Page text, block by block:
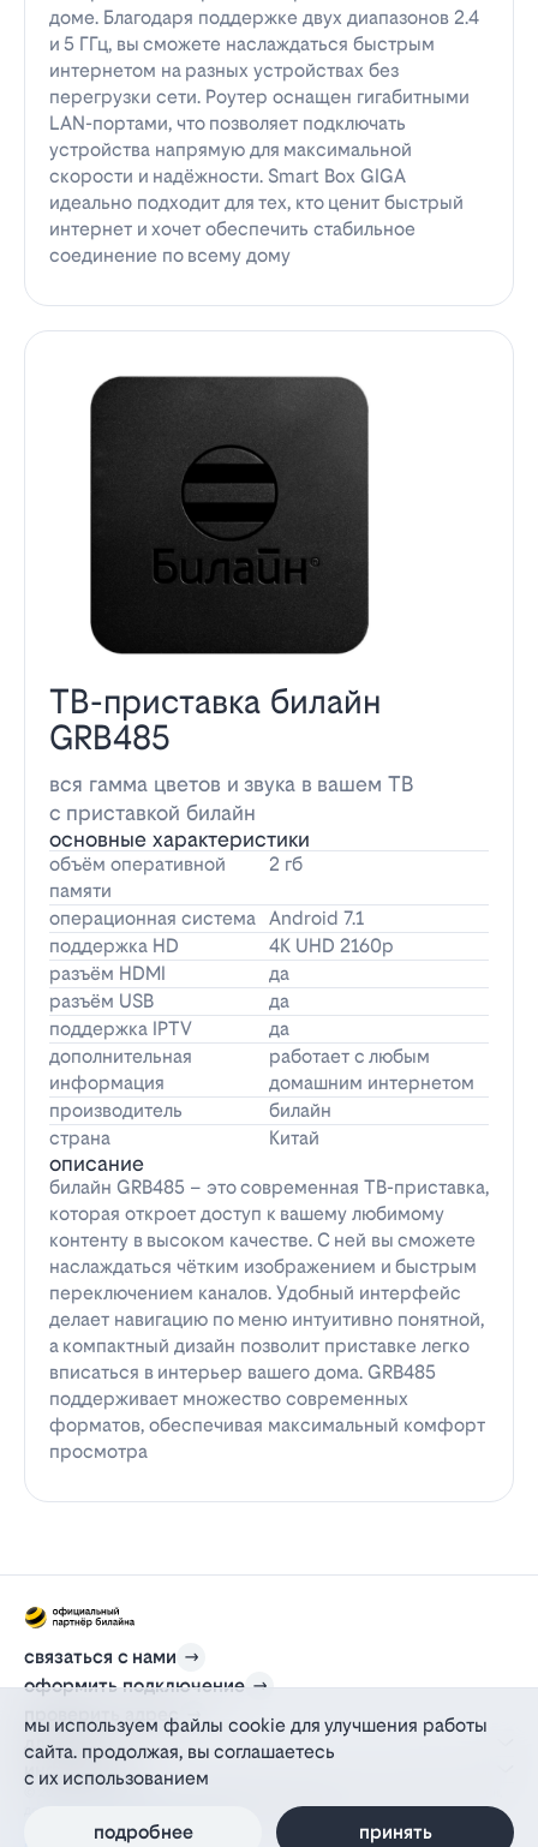
доме. Благодаря поддержке двух диапазонов 2.4
и 5 ГГц, вы сможете наслаждаться быстрым
интернетом на разных устройствах без
перегрузки сети. Роутер оснащен гигабитными
LAN-портами, что позволяет подключать
устройства напрямую для максимальной
скорости и надёжности. Smart Box GIGA
идеально подходит для тех, кто ценит быстрый
интернет и хочет обеспечить стабильное
соединение по всему дому
ТВ-приставка билайн
GRB485
вся гамма цветов и звука в вашем ТВ
с приставкой билайн
основные характеристики
объём оперативной
памяти
2 гб
операционная система Android 7.1
поддержка HD
4K UHD 2160p
разъём HDMI
да
разъём USB
да
поддержка IPTV
да
дополнительная
информация
работает с любым
домашним интернетом
производитель
билайн
страна
Китай
описание
билайн GRB485 – это современная ТВ-приставка,
которая откроет доступ к вашему любимому
контенту в высоком качестве. С ней вы сможете
наслаждаться чётким изображением и быстрым
переключением каналов. Удобный интерфейс
делает навигацию по меню интуитивно понятной,
а компактный дизайн позволит приставке легко
вписаться в интерьер вашего дома. GRB485
поддерживает множество современных
форматов, обеспечивая максимальный комфорт
просмотра
связаться с нами
оформить подключение
проверить адрес
для дома
информация
действующий на основании агентского договора
политика персональных данных
мы используем файлы cookie для улучшения работы
сайта. продолжая, вы соглашаетесь
с их использованием
подробнее принять